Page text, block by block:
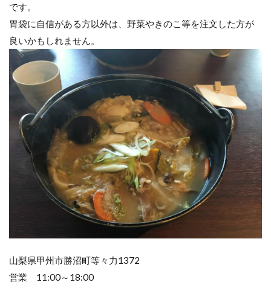
です。
胃袋に自信がある方以外は、野菜やきのこ等を注文した方が
良いかもしれません。
山梨県甲州市勝沼町等々力1372
営業 11:00～18:00